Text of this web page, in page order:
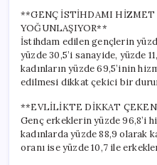
**GENÇ İSTİHDAMI HİZMET
YOĞUNLAŞIYOR**
İstihdam edilen gençlerin
yüzde 30,5’i sanayide, yüzde
kadınların yüzde 69,5’inin
edilmesi dikkat çekici bir
**EVLİLİKTE DİKKAT
Genç erkeklerin yüzde 96,8’i
kadınlarda yüzde 88,9 olarak
oranı ise yüzde 10,7 ile